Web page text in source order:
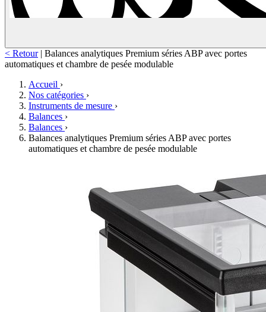
< Retour | Balances analytiques Premium séries ABP avec portes
automatiques et chambre de pesée modulable
Accueil ›
Nos catégories ›
Instruments de mesure ›
Balances ›
Balances ›
Balances analytiques Premium séries ABP avec portes
automatiques et chambre de pesée modulable